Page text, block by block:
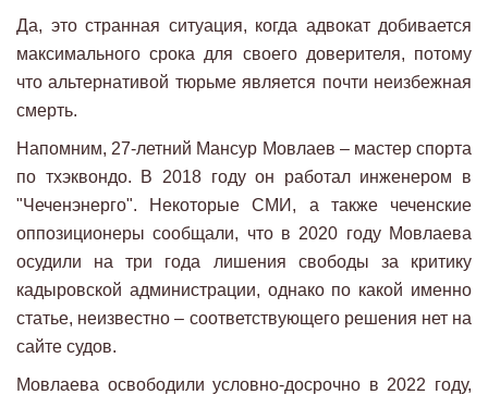
Да, это странная ситуация, когда адвокат добивается
максимального срока для своего доверителя, потому
что альтернативой тюрьме является почти неизбежная
смерть.
Напомним, 27-летний Мансур Мовлаев – мастер спорта
по тхэквондо. В 2018 году он работал инженером в
"Чеченэнерго". Некоторые СМИ, а также чеченские
оппозиционеры сообщали, что в 2020 году Мовлаева
осудили на три года лишения свободы за критику
кадыровской администрации, однако по какой именно
статье, неизвестно – соответствующего решения нет на
сайте судов.
Мовлаева освободили условно-досрочно в 2022 году,